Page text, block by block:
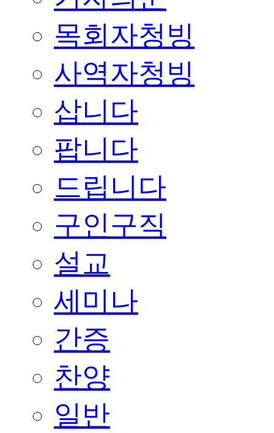
목회자청빙
사역자청빙
삽니다
팝니다
드립니다
구인구직
설교
세미나
간증
찬양
일반